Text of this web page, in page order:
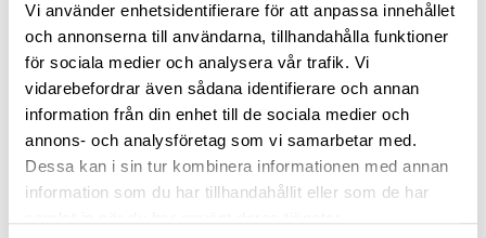
Vi använder enhetsidentifierare för att anpassa innehållet
och annonserna till användarna, tillhandahålla funktioner
för sociala medier och analysera vår trafik. Vi
vidarebefordrar även sådana identifierare och annan
information från din enhet till de sociala medier och
annons- och analysföretag som vi samarbetar med.
Dessa kan i sin tur kombinera informationen med annan
information som du har tillhandahållit eller som de har
Tänk på våra allergiker - undvik starka dofter.
Läs mer: om vad en diagnosträff är för något
Välkomna!